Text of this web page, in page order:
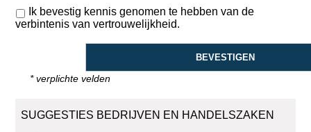
Ik bevestig kennis genomen te hebben van de
verbintenis van vertrouwelijkheid.
* verplichte velden
SUGGESTIES BEDRIJVEN EN HANDELSZAKEN